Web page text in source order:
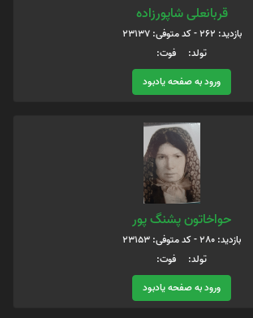
قربانعلی شاپورزاده
بازدید: 262 - کد متوفی: 23137
تولد: فوت:
ورود به صفحه یادبود
حواخاتون پشنگ پور
بازدید: 280 - کد متوفی: 23153
تولد: فوت:
ورود به صفحه یادبود